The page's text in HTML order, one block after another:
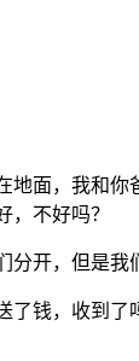
面，我和
不好吗？
开，但是
钱，收到